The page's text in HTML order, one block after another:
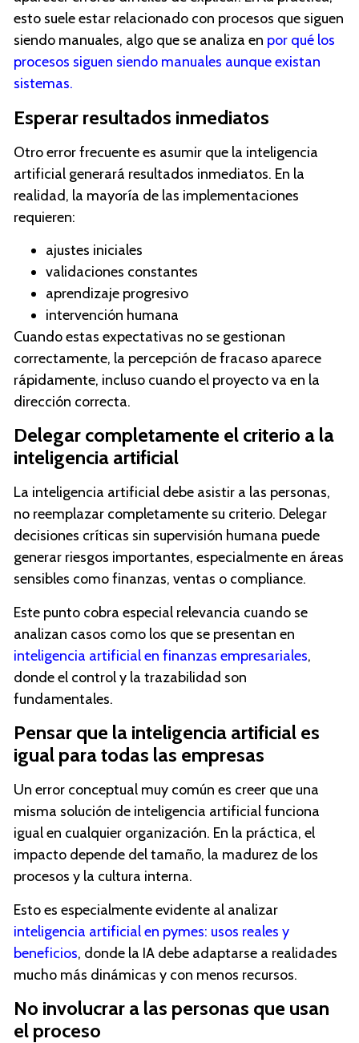
esto suele estar relacionado con procesos que siguen
siendo manuales, algo que se analiza en por qué los
procesos siguen siendo manuales aunque existan
sistemas.
Esperar resultados inmediatos
Otro error frecuente es asumir que la inteligencia
artificial generará resultados inmediatos. En la
realidad, la mayoría de las implementaciones
requieren:
ajustes iniciales
validaciones constantes
aprendizaje progresivo
intervención humana
Cuando estas expectativas no se gestionan
correctamente, la percepción de fracaso aparece
rápidamente, incluso cuando el proyecto va en la
dirección correcta.
Delegar completamente el criterio a la
inteligencia artificial
La inteligencia artificial debe asistir a las personas,
no reemplazar completamente su criterio. Delegar
decisiones críticas sin supervisión humana puede
generar riesgos importantes, especialmente en áreas
sensibles como finanzas, ventas o compliance.
Este punto cobra especial relevancia cuando se
analizan casos como los que se presentan en
inteligencia artificial en finanzas empresariales,
donde el control y la trazabilidad son
fundamentales.
Pensar que la inteligencia artificial es
igual para todas las empresas
Un error conceptual muy común es creer que una
misma solución de inteligencia artificial funciona
igual en cualquier organización. En la práctica, el
impacto depende del tamaño, la madurez de los
procesos y la cultura interna.
Esto es especialmente evidente al analizar
inteligencia artificial en pymes: usos reales y
beneficios, donde la IA debe adaptarse a realidades
mucho más dinámicas y con menos recursos.
No involucrar a las personas que usan
el proceso